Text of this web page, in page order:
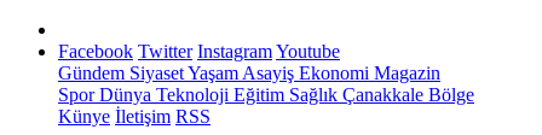
Facebook Twitter InstagramYoutube
Gündem SiyasetYaşam Asayiş Ekonomi Magazin
SporDünya Teknoloji Eğitim Sağlık Çanakkale Bölge
Künye İletişim RSS